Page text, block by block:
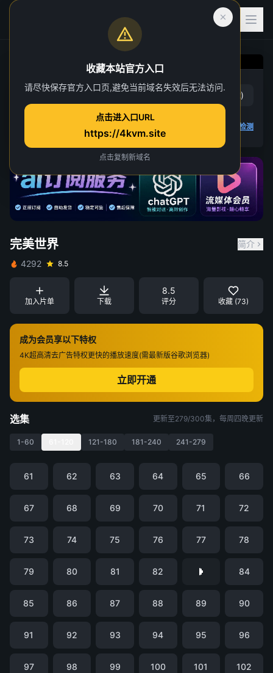
完美世界
第 83 集
赞 ( 18) 踩 2)
播放检测
完美世界
简介
4292
8.5
加入片单 下载
8.5
评分 收藏 (73)
成为会员享以下特权
4K超高清去广告特权更快的播放速度(需最新版谷歌浏览器)
立即开通
选集 更新至279/300集，每周四晚更新
1-60 121-180 181-240 241-279
61 62 63 64 65 66
67 68 69 70 71 72
73 74 75 76 77 78
79 80 81 82 84
85 86 87 88 89 90
91 92 93 94 95 96
97 98 99 100 101 102
收藏本站官方入口
请尽快保存官方入口页,避免当前域名失效后无法访问.
点击进入口URL
https://4kvm.site
点击复制新域名